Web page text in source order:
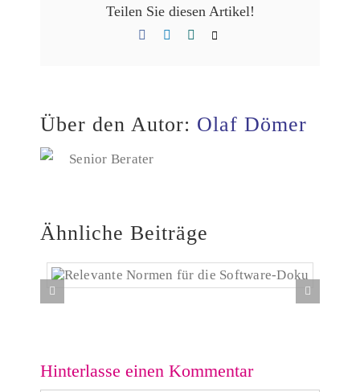
Teilen Sie diesen Artikel!
FacebookLinkedIn
Xing
Über den Autor: Olaf Dömer
Senior Berater
Ähnliche Beiträge
Hinterlasse einen Kommentar